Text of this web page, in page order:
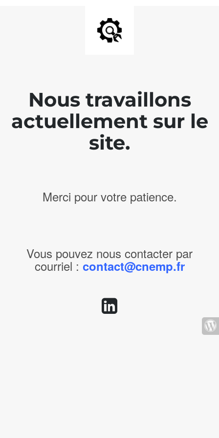
Nous travaillons
actuellement sur le
site.
Merci pour votre patience.
Vous pouvez nous contacter par
courriel : contact@cnemp.fr